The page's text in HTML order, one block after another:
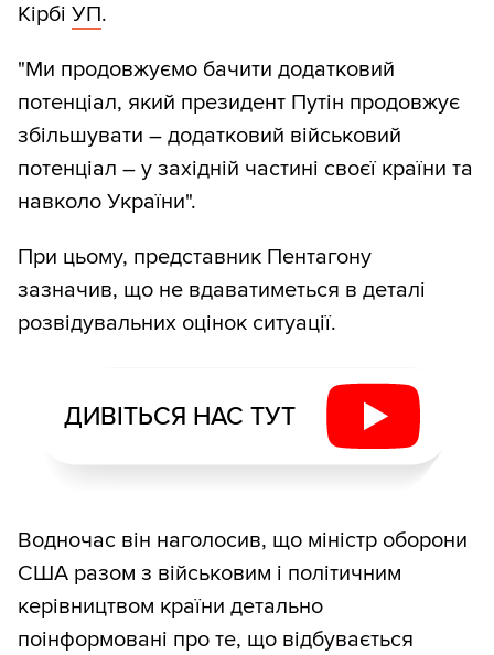
Кірбі УП.
"Ми продовжуємо бачити додатковий
потенціал, який президент Путін продовжує
збільшувати – додатковий військовий
потенціал – у західній частині своєї країни та
навколо України".
При цьому, представник Пентагону
зазначив, що не вдаватиметься в деталі
розвідувальних оцінок ситуації.
ДИВІТЬСЯ НАС ТУТ
Водночас він наголосив, що міністр оборони
США разом з військовим і політичним
керівництвом країни детально
поінформовані про те, що відбувається